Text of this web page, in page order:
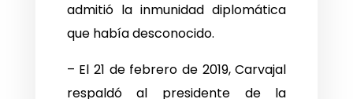
admitió la inmunidad diplomática
que había desconocido.
– El 21 de febrero de 2019, Carvajal
respaldó al presidente de la